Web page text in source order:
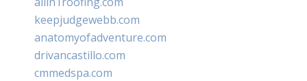
keepjudgewebb.com
anatomyofadventure.com
drivancastillo.com
cmmedspa.com